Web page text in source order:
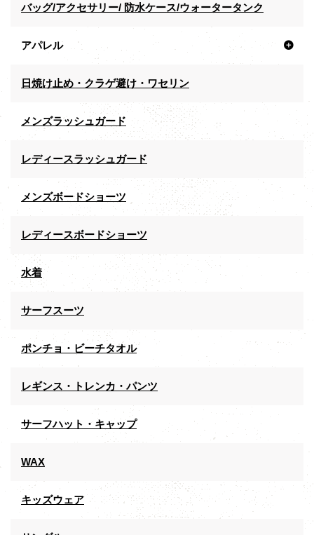
バッグ/アクセサリー/ 防水ケース/ウォータータンク
アパレル
日焼け止め・クラゲ避け・ワセリン
メンズラッシュガード
レディースラッシュガード
メンズボードショーツ
レディースボードショーツ
水着
サーフスーツ
ポンチョ・ビーチタオル
レギンス・トレンカ・パンツ
サーフハット・キャップ
WAX
キッズウェア